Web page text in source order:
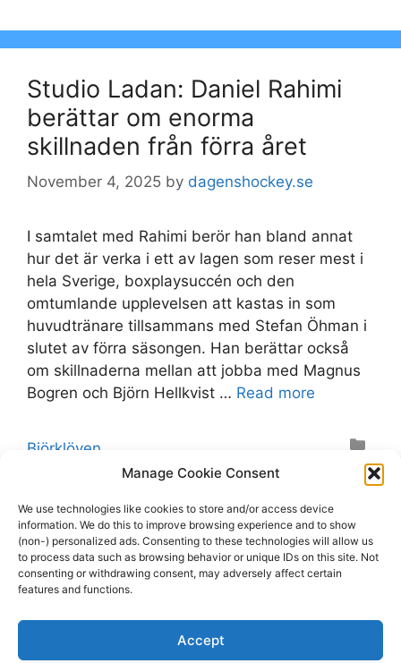
Manage Cookie Consent
We use technologies like cookies to store and/or access device
information. We do this to improve browsing experience and to show
(non-) personalized ads. Consenting to these technologies will allow us
to process data such as browsing behavior or unique IDs on this site. Not
consenting or withdrawing consent, may adversely affect certain
features and functions.
Accept
Studio Ladan: Daniel Rahimi
berättar om enorma
skillnaden från förra året
November 4, 2025 by dagenshockey.se
I samtalet med Rahimi berör han bland annat
hur det är verka i ett av lagen som reser mest i
hela Sverige, boxplaysuccén och den
omtumlande upplevelsen att kastas in som
huvudtränare tillsammans med Stefan Öhman i
slutet av förra säsongen. Han berättar också
om skillnaderna mellan att jobba med Magnus
Bogren och Björn Hellkvist … Read more
Categories
Björklöven
Björn Hellkvist, Daniel Rahimi
Björklöven ,Magnus Bogren ,Matt Cairns,Modo
Stefan Öhman
Leave a comment